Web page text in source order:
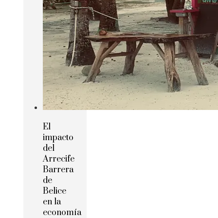
El
impacto
del
Arrecife
Barrera
de
Belice
en la
economía